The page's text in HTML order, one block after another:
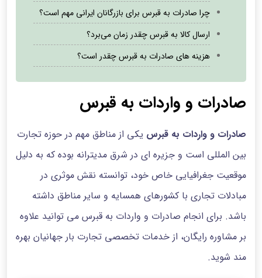
چرا صادرات به قبرس برای بازرگانان ایرانی مهم است؟
ارسال کالا به قبرس چقدر زمان می‌برد؟
هزینه های صادرات به قبرس چقدر است؟
صادرات و واردات به قبرس
صادرات و واردات به قبرس یکی از مناطق مهم در حوزه تجارت
بین المللی است و جزیره ای در شرق مدیترانه بوده که به دلیل
موقعیت جغرافیایی خاص خود، توانسته نقش موثری در
مبادلات تجاری با کشورهای همسایه و سایر مناطق داشته
باشد. برای انجام صادرات و واردات به قبرس می توانید علاوه
بر مشاوره رایگان، از خدمات تخصصی تجارت بار جهانیان بهره
مند شوید.